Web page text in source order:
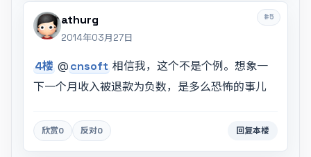
#5
athurg
2014年03月27日
4楼 @cnsoft 相信我，这个不是个例。想象一
下一个月收入被退款为负数，是多么恐怖的事儿
欣赏0 反对0 回复本楼